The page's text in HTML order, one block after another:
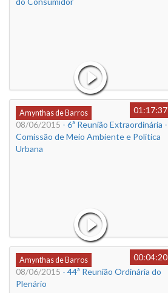
Amynthas de Barros
01:17:37
08/06/2015 - 6ª Reunião Extraordinária -
Comissão de Meio Ambiente e Política
Urbana
Amynthas de Barros
00:04:20
08/06/2015 - 44ª Reunião Ordinária do
Plenário